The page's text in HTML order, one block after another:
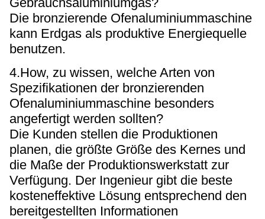
Die bronzierende Ofenaluminiummaschine
kann Erdgas als produktive Energiequelle
benutzen.
4.How, zu wissen, welche Arten von
Spezifikationen der bronzierenden
Ofenaluminiummaschine besonders
angefertigt werden sollten?
Die Kunden stellen die Produktionen
planen, die größte Größe des Kernes und
die Maße der Produktionswerkstatt zur
Verfügung. Der Ingenieur gibt die beste
kosteneffektive Lösung entsprechend den
bereitgestellten Informationen